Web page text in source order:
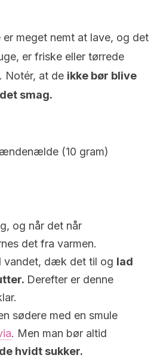
meget nemt at lave, og det
er friske eller tørrede
at de ikke bør blive
smag.
(10 gram)
og når det når
det fra varmen.
vandet, dæk det til og lad
Derefter er denne
sødere med en smule
. Men man bør altid
hvidt sukker.